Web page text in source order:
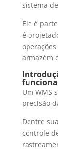
sistema
Ele é
é
armazém
Um WMS
precisão
Dentre
controle